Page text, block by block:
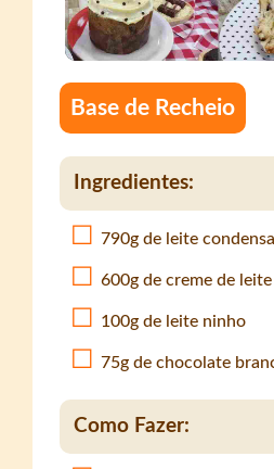
Base de Recheio
Ingredientes:
790g de leite
600g de creme de leite
100g de leite ninho
75g de chocolate
Como Fazer: